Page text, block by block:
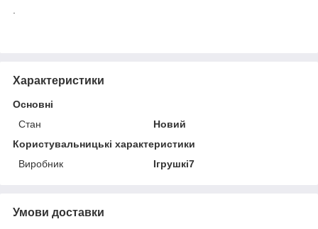
Характеристики
Основні
Стан
Новий
Користувальницькі характеристики
Виробник
Ігрушкі7
Умови доставки